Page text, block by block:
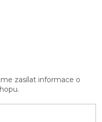
zasílat informace o